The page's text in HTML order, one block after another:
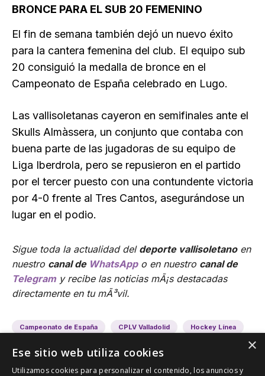
BRONCE PARA EL SUB 20 FEMENINO
El fin de semana también dejó un nuevo éxito
para la cantera femenina del club. El equipo sub
20 consiguió la medalla de bronce en el
Campeonato de España celebrado en Lugo.
Las vallisoletanas cayeron en semifinales ante el
Skulls Almàssera, un conjunto que contaba con
buena parte de las jugadoras de su equipo de
Liga Iberdrola, pero se repusieron en el partido
por el tercer puesto con una contundente victoria
por 4-0 frente al Tres Cantos, asegurándose un
lugar en el podio.
Sigue toda la actualidad del deporte vallisoletanoen
nuestro canal de WhatsAppo en nuestro canal de
Telegramy recibe las noticias mÃ¡s destacadas
directamente en tu mÃ³vil.
Campeonato de España CPLV Valladolid Hockey Línea
×
Ese sitio web utiliza cookies
Utilizamos cookies para personalizar el contenido, los anuncios y